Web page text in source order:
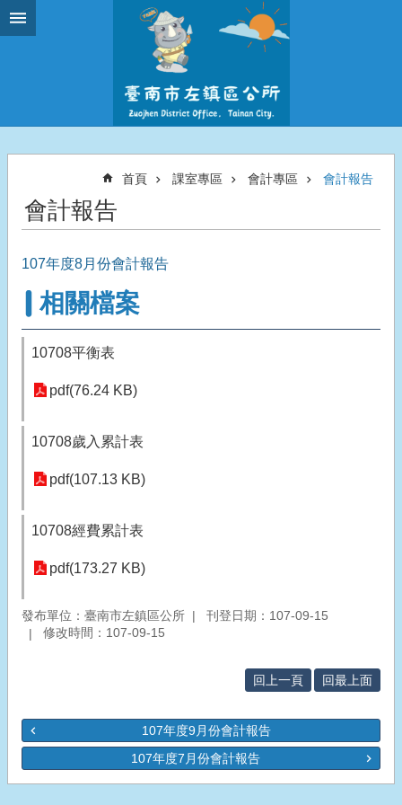
跳到主要內容區塊
首頁 課室專區 會計專區 會計報告
會計報告
107年度8月份會計報告
相關檔案
10708平衡表
pdf(76.24 KB)
10708歲入累計表
pdf(107.13 KB)
10708經費累計表
pdf(173.27 KB)
發布單位：臺南市左鎮區公所
刊登日期：107-09-15
修改時間：107-09-15
回上一頁 回最上面
107年度9月份會計報告
107年度7月份會計報告